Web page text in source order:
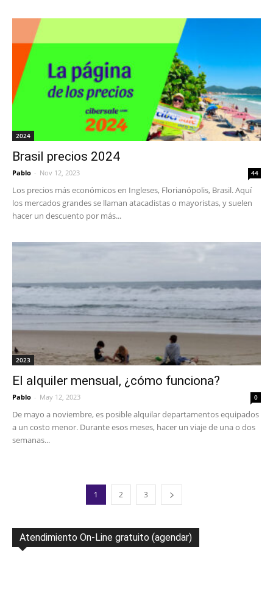
2024
Brasil precios 2024
Pablo - Nov 12, 2023 44
Los precios más económicos en Ingleses, Florianópolis, Brasil. Aquí
los mercados grandes se llaman atacadistas o mayoristas, y suelen
hacer un descuento por más...
2023
El alquiler mensual, ¿cómo funciona?
Pablo - May 12, 2023 0
De mayo a noviembre, es posible alquilar departamentos equipados
a un costo menor. Durante esos meses, hacer un viaje de una o dos
semanas...
1 2 3
Atendimiento On-Line gratuito (agendar)